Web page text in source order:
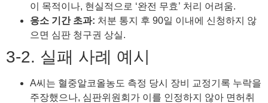
이 목적이나, 현실적으로 ‘완전 무효’ 처리 어려움.
응소 기간 초과: 처분 통지 후 90일 이내에 신청하지 않
으면 심판 청구권 상실.
3-2. 실패 사례 예시
A씨는 혈중알코올농도 측정 당시 장비 교정기록 누락을
주장했으나, 심판위원회가 이를 인정하지 않아 면허취